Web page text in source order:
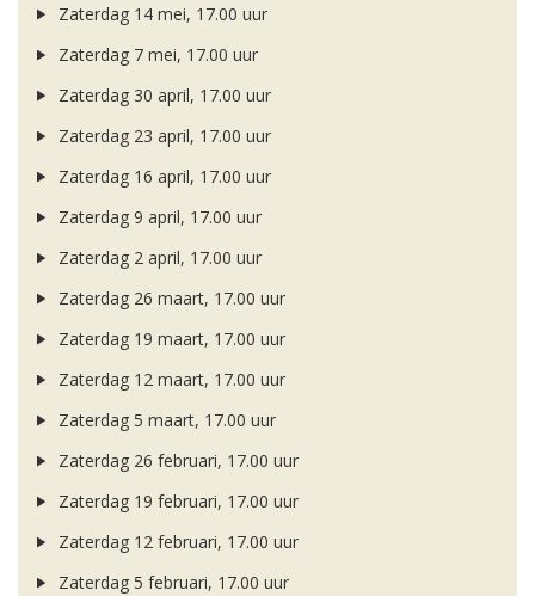
Zaterdag 14 mei, 17.00 uur
Zaterdag 7 mei, 17.00 uur
Zaterdag 30 april, 17.00 uur
Zaterdag 23 april, 17.00 uur
Zaterdag 16 april, 17.00 uur
Zaterdag 9 april, 17.00 uur
Zaterdag 2 april, 17.00 uur
Zaterdag 26 maart, 17.00 uur
Zaterdag 19 maart, 17.00 uur
Zaterdag 12 maart, 17.00 uur
Zaterdag 5 maart, 17.00 uur
Zaterdag 26 februari, 17.00 uur
Zaterdag 19 februari, 17.00 uur
Zaterdag 12 februari, 17.00 uur
Zaterdag 5 februari, 17.00 uur